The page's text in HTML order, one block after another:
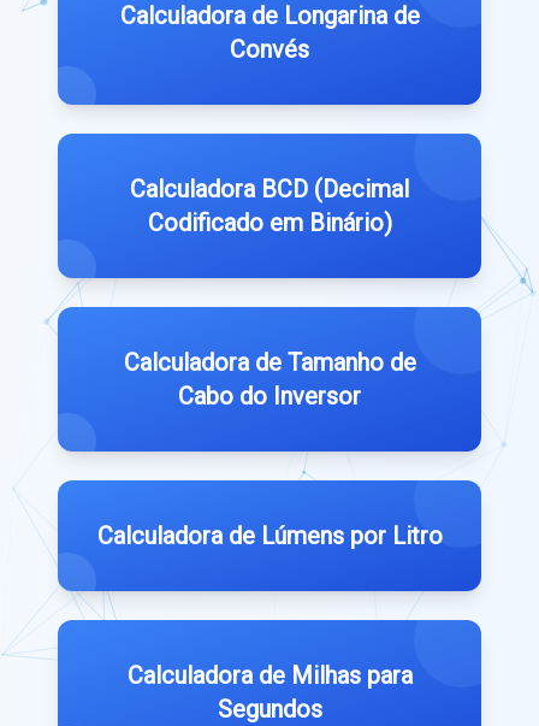
Calculadora de Longarina de
Convés
Calculadora BCD (Decimal
Codificado em Binário)
Calculadora de Tamanho de
Cabo do Inversor
Calculadora de Lúmens por Litro
Calculadora de Milhas para
Segundos